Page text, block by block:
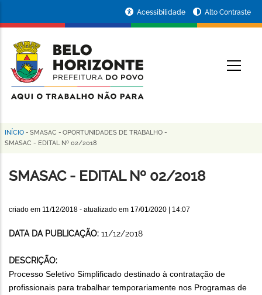
conteúdo
principal
da
Prefeitura
de
Horizonte
Acessibilidade Alto Contraste
Trilha
navegação
INÍCIO - SMASAC - OPORTUNIDADES DE TRABALHO -
SMASAC - EDITAL Nº 02/2018
SMASAC - EDITAL Nº 02/2018
criado em 11/12/2018 - atualizado em 17/01/2020 | 14:07
DATA DA PUBLICAÇÃO: 11/12/2018
DESCRIÇÃO:
Processo Seletivo Simplificado destinado à contratação de
profissionais para trabalhar temporariamente nos Programas de